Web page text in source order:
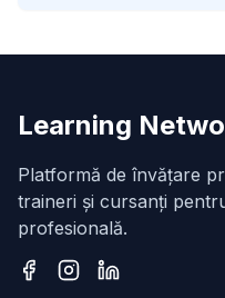
Learning
Platformă de învățare
traineri și cursanți
profesională.